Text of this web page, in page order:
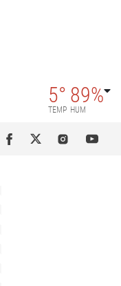
5°
TEMP
89%
HUM